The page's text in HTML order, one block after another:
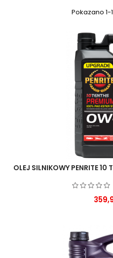
Pokazano 1-
OLEJ SILNIKOWY PENRITE
Cena